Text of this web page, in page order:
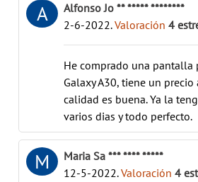
A
Alfonso Jo ** ***** ********
2-6-2022.Valoración 4
He comprado una pantalla
Galaxy A30, tiene un
calidad es buena. Ya la
varios dias y todo perfecto.
M
Maria Sa *** **** *****
12-5-2022.Valoración 4